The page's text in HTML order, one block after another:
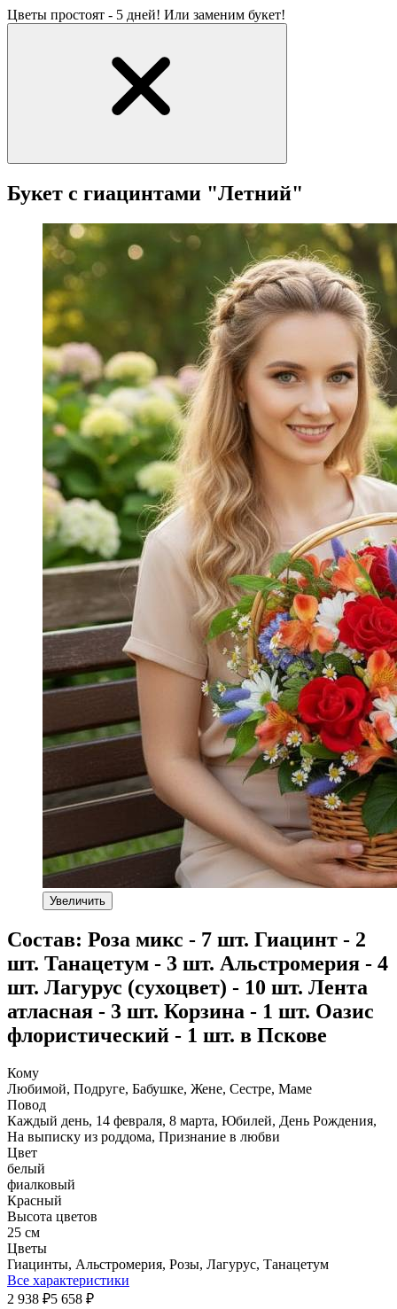
Цветы простоят - 5 дней! Или заменим букет!
Букет с гиацинтами "Летний"
Увеличить
Состав: Роза микс - 7 шт. Гиацинт - 2
шт. Танацетум - 3 шт. Альстромерия - 4
шт. Лагурус (сухоцвет) - 10 шт. Лента
атласная - 3 шт. Корзина - 1 шт. Оазис
флористический - 1 шт. в Пскове
Кому
Любимой, Подруге, Бабушке, Жене, Сестре, Маме
Повод
Каждый день, 14 февраля, 8 марта, Юбилей, День Рождения,
На выписку из роддома, Признание в любви
Цвет
белый
фиалковый
Красный
Высота цветов
25 см
Цветы
Гиацинты, Альстромерия, Розы, Лагурус, Танацетум
Все характеристики
2 938 ₽5 658 ₽